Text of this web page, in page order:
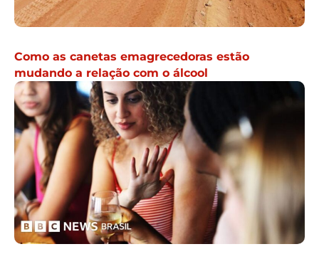
Como as canetas emagrecedoras estão
mudando a relação com o álcool